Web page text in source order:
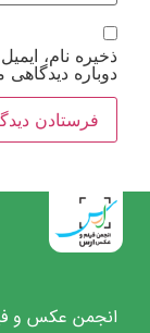
ذخیره نام،
دوباره دیدگاهی
انجمن عکس و فیلم ارس